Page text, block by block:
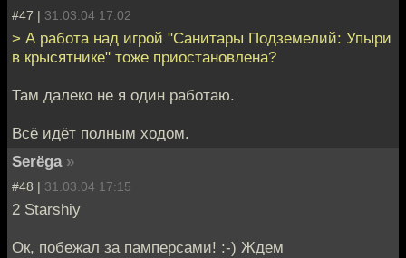
#47 | 31.03.04 17:02
> А работа над игрой "Санитары Подземелий: Упыри
в крысятнике" тоже приостановлена?
Там далеко не я один работаю.
Всё идёт полным ходом.
Serёga »
#48 | 31.03.04 17:15
2 Starshiy
Ок, побежал за памперсами! :-) Ждем